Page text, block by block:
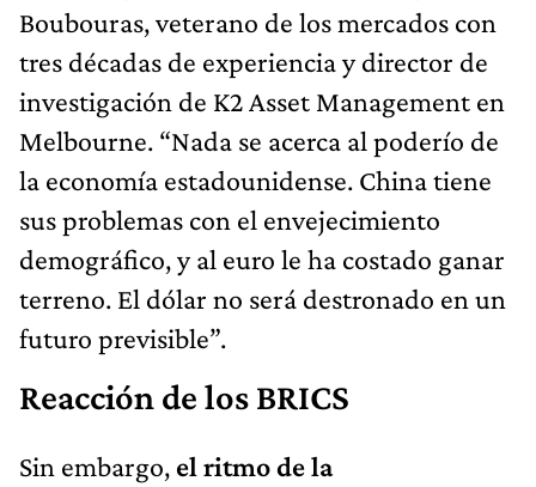
Boubouras, veterano de los mercados con
tres décadas de experiencia y director de
investigación de K2 Asset Management en
Melbourne. “Nada se acerca al poderío de
la economía estadounidense. China tiene
sus problemas con el envejecimiento
demográfico, y al euro le ha costado ganar
terreno. El dólar no será destronado en un
futuro previsible”.
Reacción de los BRICS
Sin embargo, el ritmo de la